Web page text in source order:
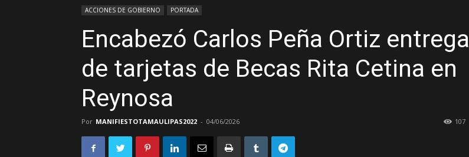
ACCIONES DE GOBIERNO PORTADA
Encabezó Carlos Peña Ortiz entrega
de tarjetas de Becas Rita Cetina en
Reynosa
Por MANIFIESTOTAMAULIPAS2022 - 04/06/2026 107